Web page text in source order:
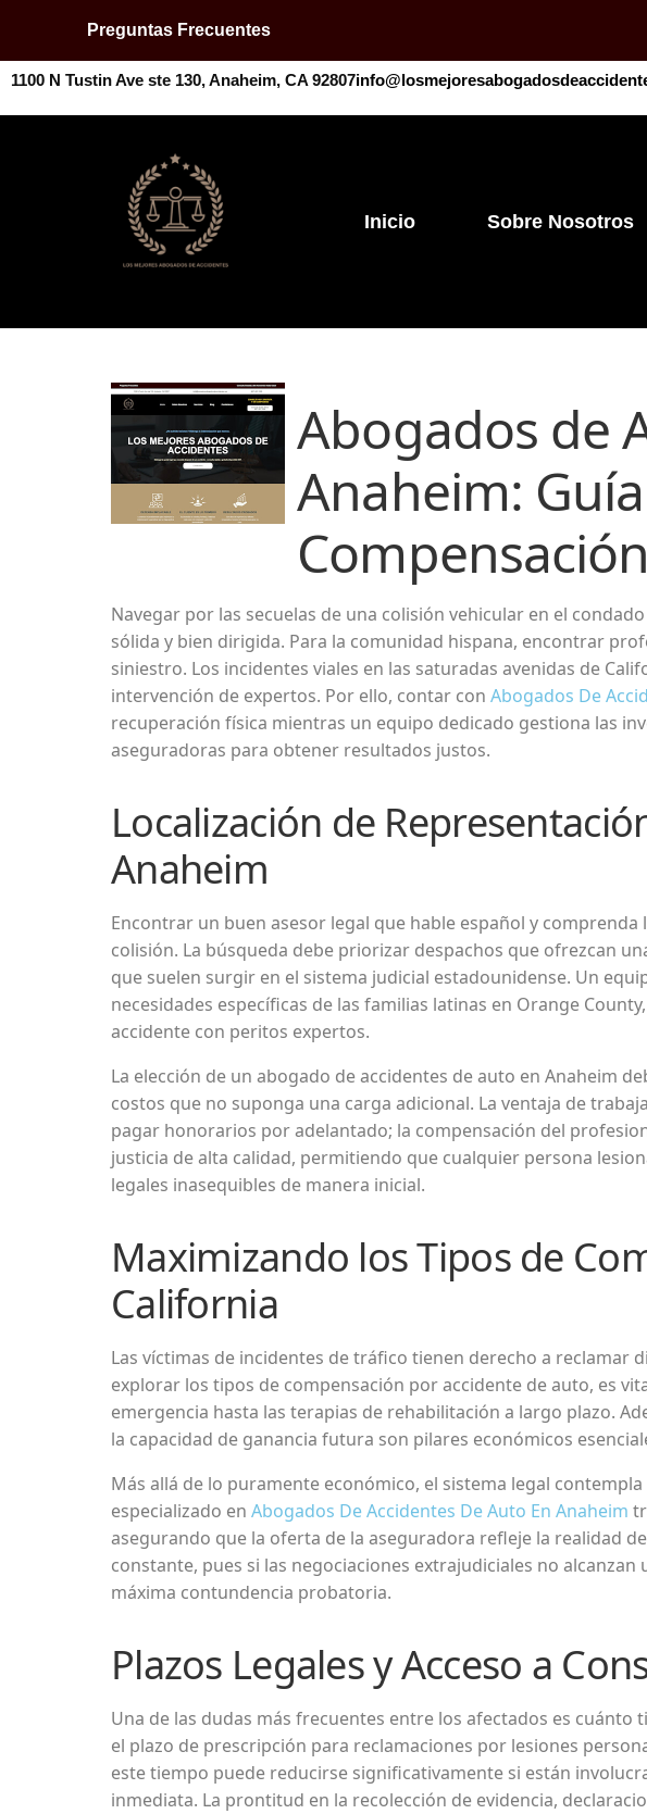
Preguntas Frecuentes
1100 N Tustin Ave ste 130, Anaheim, CA 92807
Inicio Sobre Nosotros
Abogados de
Anaheim:
Compensación
Navegar por las secuelas de una colisión vehicular en el
sólida y bien dirigida. Para la comunidad hispana, encontrar
siniestro. Los incidentes viales en las saturadas avenidas de
intervención de expertos. Por ello, contar con Abogados De
recuperación física mientras un equipo dedicado gestiona las
aseguradoras para obtener resultados justos.
Localización de
Anaheim
Encontrar un buen asesor legal que hable español y
colisión. La búsqueda debe priorizar despachos que ofrezcan
que suelen surgir en el sistema judicial estadounidense. Un
necesidades específicas de las familias latinas en Orange
accidente con peritos expertos.
La elección de un abogado de accidentes de auto en Anaheim
costos que no suponga una carga adicional. La ventaja de
pagar honorarios por adelantado; la compensación del
justicia de alta calidad, permitiendo que cualquier persona
legales inasequibles de manera inicial.
Maximizando los Tipos de
California
Las víctimas de incidentes de tráfico tienen derecho a
explorar los tipos de compensación por accidente de auto, es
emergencia hasta las terapias de rehabilitación a largo plazo.
la capacidad de ganancia futura son pilares económicos
Más allá de lo puramente económico, el sistema legal
especializado en Abogados De Accidentes De Auto En Anaheim
asegurando que la oferta de la aseguradora refleje la realidad
constante, pues si las negociaciones extrajudiciales no
máxima contundencia probatoria.
Plazos Legales y Acceso a
Una de las dudas más frecuentes entre los afectados es
el plazo de prescripción para reclamaciones por lesiones
este tiempo puede reducirse significativamente si están
inmediata. La prontitud en la recolección de evidencia,